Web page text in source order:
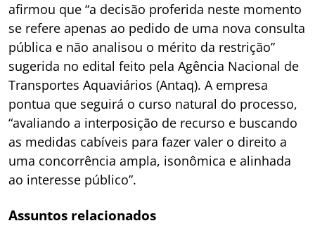
afirmou que “a decisão proferida neste momento
se refere apenas ao pedido de uma nova consulta
pública e não analisou o mérito da restrição”
sugerida no edital feito pela Agência Nacional de
Transportes Aquaviários (Antaq). A empresa
pontua que seguirá o curso natural do processo,
“avaliando a interposição de recurso e buscando
as medidas cabíveis para fazer valer o direito a
uma concorrência ampla, isonômica e alinhada
ao interesse público”.
Assuntos relacionados